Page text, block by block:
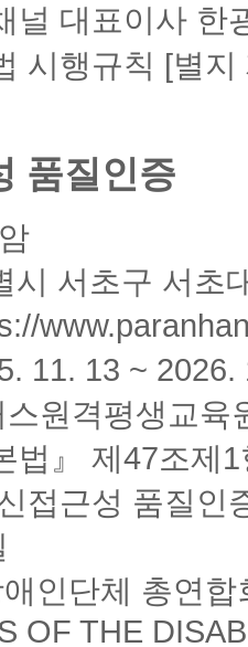
널 대표이사 한
시행규칙 [별지
품질인증
시 서초구 서초
11. 13 ~ 2026.
원격평생교육
법』 제47조
접근성 품질인
인단체 총연
OF THE